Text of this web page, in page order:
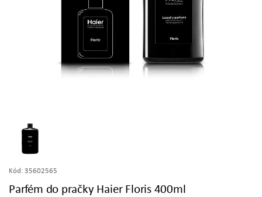
Kód: 35602565
Parfém do pračky Haier Floris 400ml